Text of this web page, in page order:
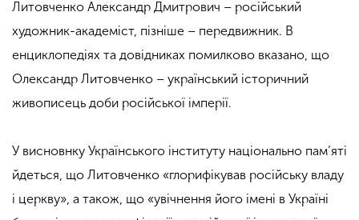
Литовченко Александр Дмитрович – російський
художник-академіст, пізніше – передвижник. В
енциклопедіях та довідниках помилково вказано, що
Олександр Литовченко – український історичний
живописець доби російської імперії.
У висновнку Українського інституту національно пам’яті
йдеться, що Литовченко «глорифікував російську владу
і церкву», а також, що «увічнення його імені в Україні